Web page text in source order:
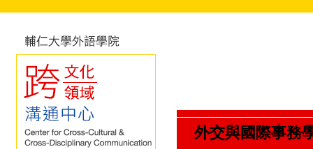
外交與國際事務